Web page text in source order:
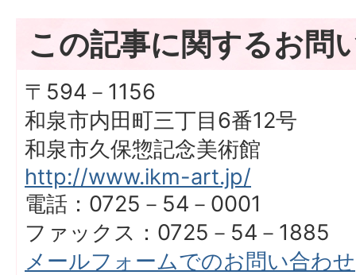
この記事に関するお問
〒594－1156
和泉市内田町三丁目6番12号
和泉市久保惣記念美術館
http://www.ikm-art.jp/
電話：0725－54－0001
ファックス：0725－54－1885
メールフォームでのお問い合わせ